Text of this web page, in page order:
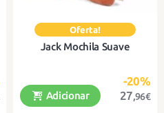
Jack Mochila Suave
-20%
27,96€
Adicionar